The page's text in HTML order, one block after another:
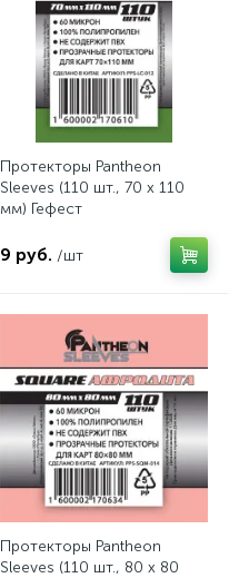
Протекторы Pantheon
Sleeves (110 шт., 70 x 110
мм) Гефест
9 руб. /шт
Протекторы Pantheon
Sleeves (110 шт., 80 x 80